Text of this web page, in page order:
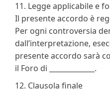
11. Legge applicabile e
Il presente accordo è
Per ogni controversia
dall’interpretazione,
presente accordo sarà
il Foro di _____________.
12. Clausola finale